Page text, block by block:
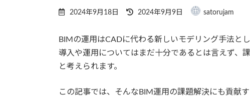
2024年9月18日
Last
updated
2024年9月9日 satorujam
BIMの運用はCADに代わる新しいモデリング手法と
導入や運用についてはまだ十分であるとは言えず、
と考えられます。
この記事では、そんなBIM運用の課題解決にも貢献